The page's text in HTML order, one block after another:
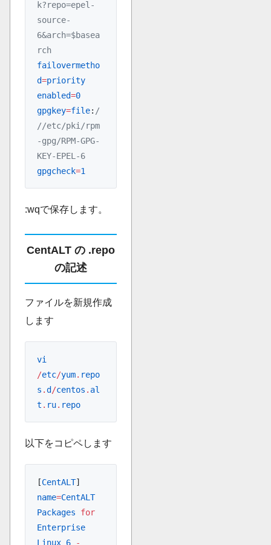
k?repo=epel-
source-
6&arch=$basea
rch
failovermetho
d=priority
enabled=0
gpgkey=file: /
//etc/pki/rpm
-gpg/RPM-GPG-
KEY-EPEL-6
gpgcheck=1
:wqで保存します。
CentALT の .repo
の記述
ファイルを新規作成
します
vi
/etc/yum. repo
s .d/centos . al
t . ru. repo
以下をコピペします
[CentALT]
name=CentALT
Packages for
Enterprise
Linux 6 -